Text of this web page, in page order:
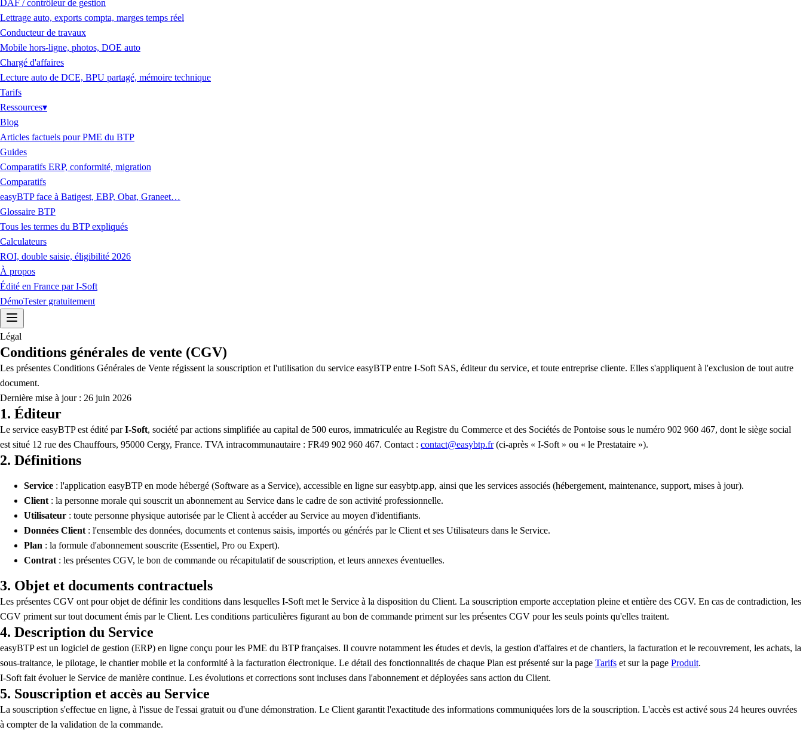
DAF / contrôleur de gestion
Lettrage auto, exports compta, marges temps réel
Conducteur de travaux
Mobile hors-ligne, photos, DOE auto
Chargé d'affaires
Lecture auto de DCE, BPU partagé, mémoire technique
Tarifs
Ressources▾
Blog
Articles factuels pour PME du BTP
Guides
Comparatifs ERP, conformité, migration
Comparatifs
easyBTP face à Batigest, EBP, Obat, Graneet…
Glossaire BTP
Tous les termes du BTP expliqués
Calculateurs
ROI, double saisie, éligibilité 2026
À propos
Édité en France par I-Soft
DémoTester gratuitement
Légal
Conditions générales de vente (CGV)
Les présentes Conditions Générales de Vente régissent la souscription et l'utilisation du service easyBTP entre I-Soft SAS, éditeur du service, et toute entreprise cliente. Elles s'appliquent à l'exclusion de tout autre
document.
Dernière mise à jour : 26 juin 2026
1. Éditeur
Le service easyBTP est édité parI-Soft, société par actions simplifiée au capital de 500 euros, immatriculée au Registre du Commerce et des Sociétés de Pontoise sous le numéro 902 960 467, dont le siège social
est situé 12 rue des Chauffours, 95000 Cergy, France. TVA intracommunautaire : FR49 902 960 467. Contact : contact@easybtp.fr(ci-après « I-Soft » ou « le Prestataire »).
2. Définitions
Service : l'application easyBTP en mode hébergé (Software as a Service), accessible en ligne sur easybtp.app, ainsi que les services associés (hébergement, maintenance, support, mises à jour).
Client : la personne morale qui souscrit un abonnement au Service dans le cadre de son activité professionnelle.
Utilisateur : toute personne physique autorisée par le Client à accéder au Service au moyen d'identifiants.
Données Client : l'ensemble des données, documents et contenus saisis, importés ou générés par le Client et ses Utilisateurs dans le Service.
Plan : la formule d'abonnement souscrite (Essentiel, Pro ou Expert).
Contrat : les présentes CGV, le bon de commande ou récapitulatif de souscription, et leurs annexes éventuelles.
3. Objet et documents contractuels
Les présentes CGV ont pour objet de définir les conditions dans lesquelles I-Soft met le Service à la disposition du Client. La souscription emporte acceptation pleine et entière des CGV. En cas de contradiction, les
CGV priment sur tout document émis par le Client. Les conditions particulières figurant au bon de commande priment sur les présentes CGV pour les seuls points qu'elles traitent.
4. Description du Service
easyBTP est un logiciel de gestion (ERP) en ligne conçu pour les PME du BTP françaises. Il couvre notamment les études et devis, la gestion d'affaires et de chantiers, la facturation et le recouvrement, les achats, la
sous-traitance, le pilotage, le chantier mobile et la conformité à la facturation électronique. Le détail des fonctionnalités de chaque Plan est présenté sur la page Tarifs et sur la page Produit.
I-Soft fait évoluer le Service de manière continue. Les évolutions et corrections sont incluses dans l'abonnement et déployées sans action du Client.
5. Souscription et accès au Service
La souscription s'effectue en ligne, à l'issue de l'essai gratuit ou d'une démonstration. Le Client garantit l'exactitude des informations communiquées lors de la souscription. L'accès est activé sous 24 heures ouvrées
à compter de la validation de la commande.